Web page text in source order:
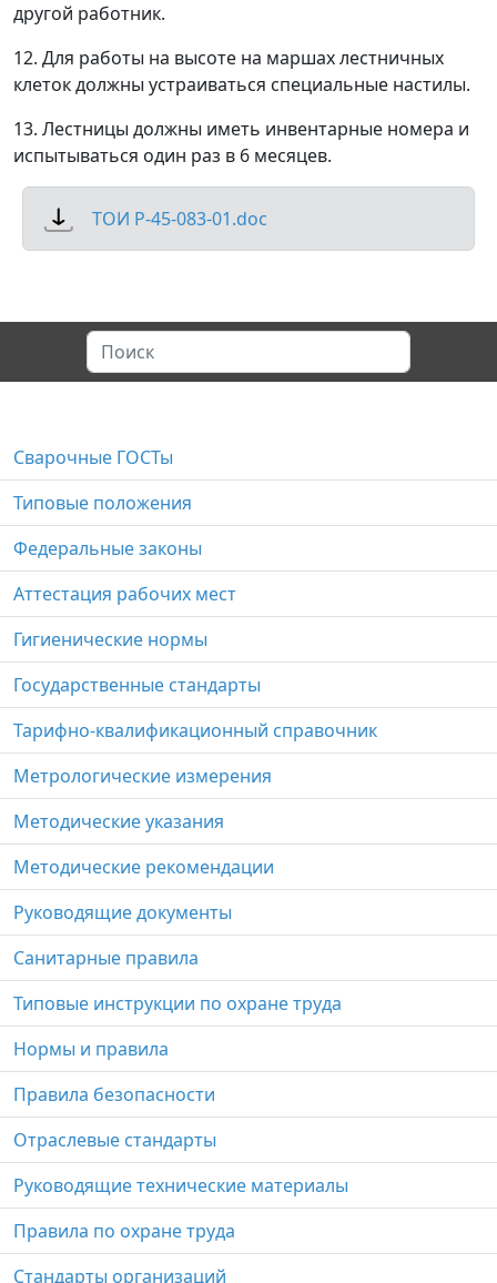
другой работник.
12. Для работы на высоте на маршах лестничных
клеток должны устраиваться специальные настилы.
13. Лестницы должны иметь инвентарные номера и
испытываться один раз в 6 месяцев.
ТОИ Р-45-083-01.doc
Сварочные ГОСТы
Типовые положения
Федеральные законы
Аттестация рабочих мест
Гигиенические нормы
Государственные стандарты
Тарифно-квалификационный справочник
Метрологические измерения
Методические указания
Методические рекомендации
Руководящие документы
Санитарные правила
Типовые инструкции по охране труда
Нормы и правила
Правила безопасности
Отраслевые стандарты
Руководящие технические материалы
Правила по охране труда
Стандарты организаций